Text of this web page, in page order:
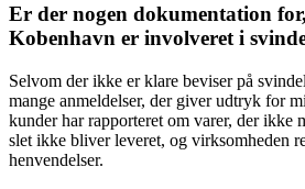
Er der nogen dokumentation
Kobenhavn er involveret i
Selvom der ikke er klare beviser på
mange anmeldelser, der giver udtryk for
kunder har rapporteret om varer, der ikke
slet ikke bliver leveret, og virksomheden
henvendelser.